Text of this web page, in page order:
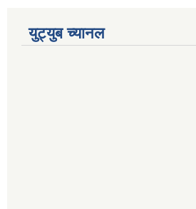
युट्युब च्यानल